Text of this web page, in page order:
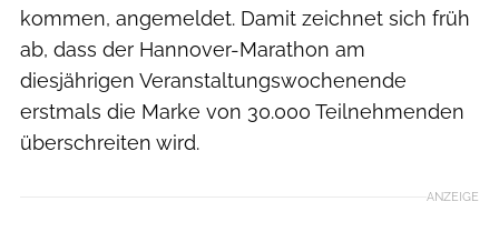
kommen, angemeldet. Damit zeichnet sich früh
ab, dass der Hannover-Marathon am
diesjährigen Veranstaltungswochenende
erstmals die Marke von 30.000 Teilnehmenden
überschreiten wird.
ANZEIGE